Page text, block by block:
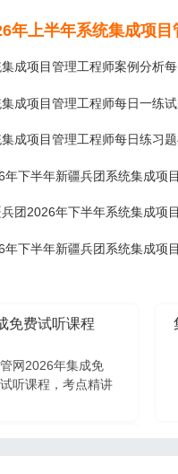
成项目管理工程师案例分析
成项目管理工程师每日一练试
成项目管理工程师每日练习
免费试听课程
网2026年集成免
听课程，考点精讲